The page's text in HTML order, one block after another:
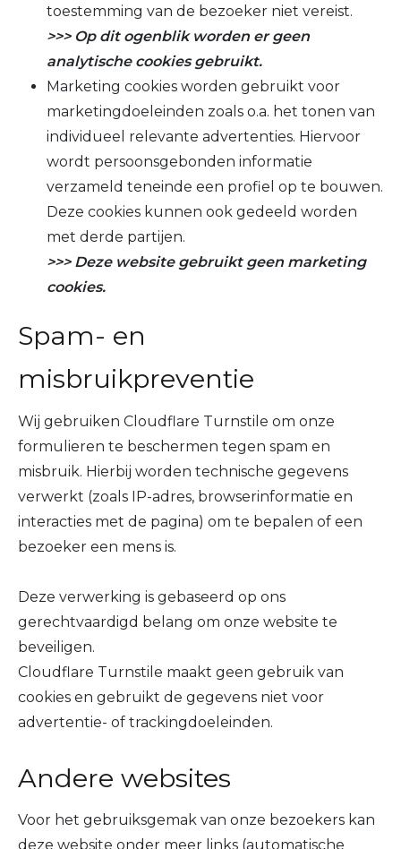
toestemming van de bezoeker niet vereist.
>>> Op dit ogenblik worden er geen
analytische cookies gebruikt.
Marketing cookies worden gebruikt voor
marketingdoeleinden zoals o.a. het tonen van
individueel relevante advertenties. Hiervoor
wordt persoonsgebonden informatie
verzameld teneinde een profiel op te bouwen.
Deze cookies kunnen ook gedeeld worden
met derde partijen.
>>> Deze website gebruikt geen marketing
cookies.
Spam- en
misbruikpreventie
Wij gebruiken Cloudflare Turnstile om onze
formulieren te beschermen tegen spam en
misbruik. Hierbij worden technische gegevens
verwerkt (zoals IP-adres, browserinformatie en
interacties met de pagina) om te bepalen of een
bezoeker een mens is.
Deze verwerking is gebaseerd op ons
gerechtvaardigd belang om onze website te
beveiligen.
Cloudflare Turnstile maakt geen gebruik van
cookies en gebruikt de gegevens niet voor
advertentie- of trackingdoeleinden.
Andere websites
Voor het gebruiksgemak van onze bezoekers kan
deze website onder meer links (automatische